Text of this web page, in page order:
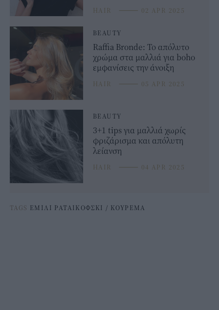
HAIR ⸻ 02 APR 2025
BEAUTY
Raffia Bronde: Το απόλυτο
χρώμα στα μαλλιά για boho
εμφανίσεις την άνοιξη
HAIR ⸻ 05 APR 2025
BEAUTY
3+1 tips για μαλλιά χωρίς
φριζάρισμα και απόλυτη
λείανση
HAIR ⸻ 04 APR 2025
TAGS ΕΜΙΛΙ ΡΑΤΑΙΚΟΦΣΚΙ / ΚΟΥΡΕΜΑ